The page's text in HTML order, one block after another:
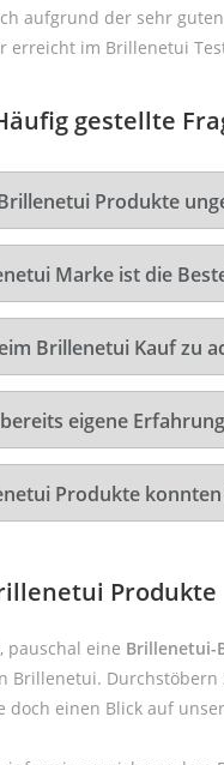
aufgrund der sehr
erreicht im Brillenetui
gestellte
Produkte
Marke ist die
Brillenetui Kauf zu
eigene
Produkte
Produkte
pauschal eine Brillenetui-
Brillenetui.
doch einen Blick auf